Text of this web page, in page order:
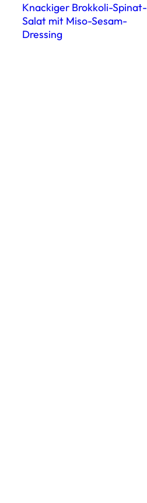
Knackiger Brokkoli-Spinat-
Salat mit Miso-Sesam-
Dressing